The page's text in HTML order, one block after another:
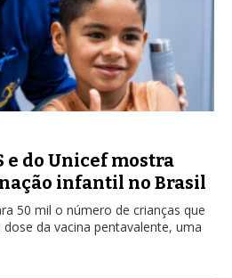
e do Unicef mostra
infantil no Brasil
50 mil o número de crianças que
da vacina pentavalente, uma